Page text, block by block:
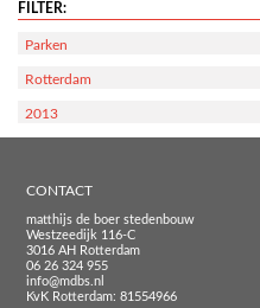
FILTER:
Parken
Rotterdam
2013
CONTACT
matthijs de boer stedenbouw
Westzeedijk 116-C
3016 AH Rotterdam
06 26 324 955
info@mdbs.nl
KvK Rotterdam: 81554966